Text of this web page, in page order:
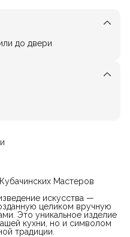
до двери
Мастеров
искусства —
целиком вручную
Это уникальное изделие
кухни, но и символом
традиции.